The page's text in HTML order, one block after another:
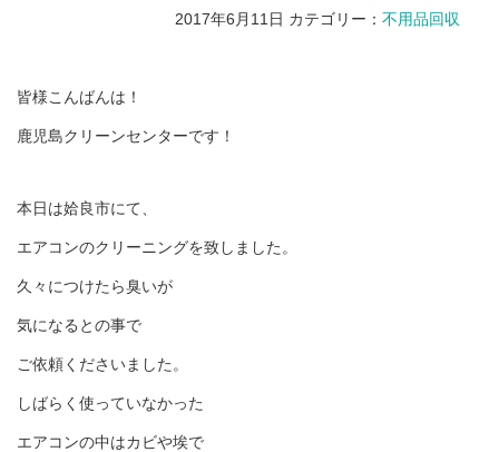
2017年6月11日 カテゴリー： 不用品回収
皆様こんばんは！
鹿児島クリーンセンターです！
本日は姶良市にて、
エアコンのクリーニングを致しました。
久々につけたら臭いが
気になるとの事で
ご依頼くださいました。
しばらく使っていなかった
エアコンの中はカビや埃で